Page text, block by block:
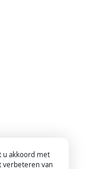
u akkoord met
verbeteren van